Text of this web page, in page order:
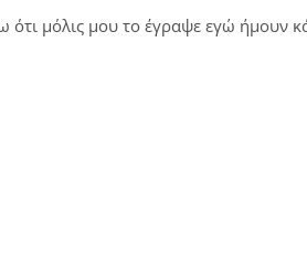
ότι μόλις μου το έγραψε εγώ ήμουν